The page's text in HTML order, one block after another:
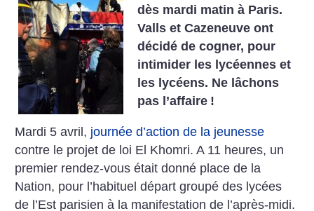
dès mardi matin à Paris.
Valls et Cazeneuve ont
décidé de cogner, pour
intimider les lycéennes et
les lycéens. Ne lâchons
pas l’affaire !
Mardi 5 avril, journée d’action de la jeunesse
contre le projet de loi El Khomri. A 11 heures, un
premier rendez-vous était donné place de la
Nation, pour l’habituel départ groupé des lycées
de l’Est parisien à la manifestation de l’après-midi.